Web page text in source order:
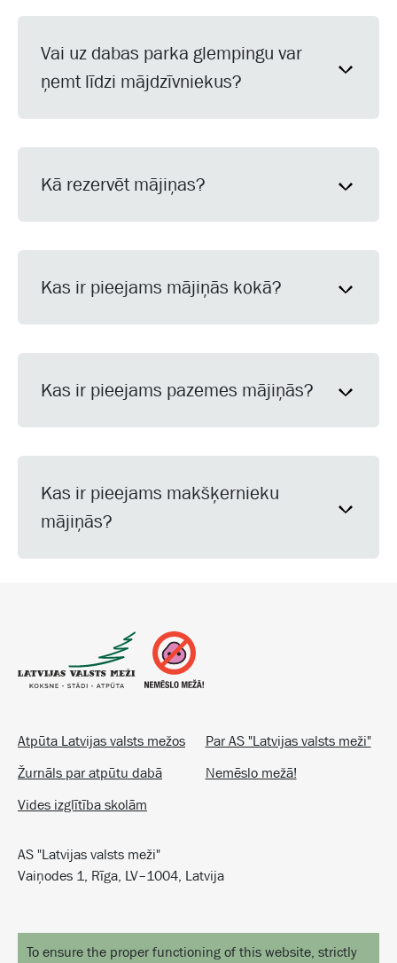
Vai uz dabas parka glempingu var
ņemt līdzi mājdzīvniekus?
Kā rezervēt mājiņas?
Kas ir pieejams mājiņās kokā?
Kas ir pieejams pazemes mājiņās?
Kas ir pieejams makšķernieku
mājiņās?
Atpūta Latvijas valsts mežos
Par AS "Latvijas valsts meži"
Žurnāls par atpūtu dabā
Nemēslo mežā!
Vides izglītība skolām
AS "Latvijas valsts meži"
Vaiņodes 1, Rīga, LV–1004, Latvija
To ensure the proper functioning of this website, strictly